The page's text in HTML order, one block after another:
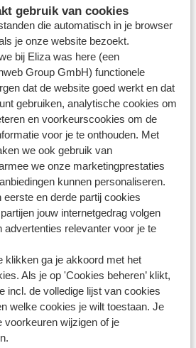
gebruik van cookies
die automatisch in je browser
je onze website bezoekt.
bij Eliza was here (een
Group GmbH) functionele
dat de website goed werkt en dat
gebruiken, analytische cookies om
en voorkeurscookies om de
voor je te onthouden. Met
we ook gebruik van
we onze marketingprestaties
kunnen personaliseren.
eerste en derde partij cookies
jouw internetgedrag volgen
advertenties relevanter voor je te
klikken ga je akkoord met het
Als je op 'Cookies beheren’ klikt,
incl. de volledige lijst van cookies
welke cookies je wilt toestaan. Je
voorkeuren wijzigen of je
worden meegenomen in de
toegestaan om een powerbank in
te vervoeren.
meenemen van powerbanks
verschillen. Controleer
de bagagevoorwaarden van de
waarmee je reist. Zo weet je zeker
aan de geldende eisen.
Rijksoverheid voor meer informatie.
hanteren
eigen regels met betrekking tot
van jouw handbagage. Meer
vind jehier.
onderwerp
mag ik meenemen?